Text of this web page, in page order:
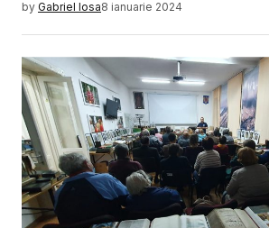
by Gabriel Iosa8 ianuarie 2024